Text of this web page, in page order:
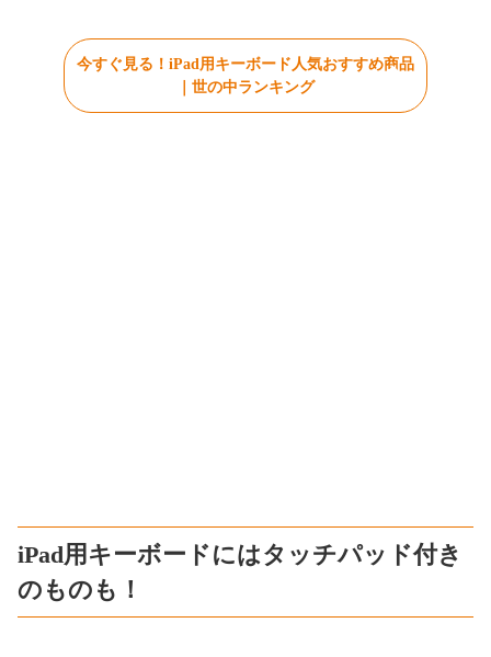
今すぐ見る！iPad用キーボード人気おすすめ商品
｜世の中ランキング
iPad用キーボードにはタッチパッド付き
のものも！